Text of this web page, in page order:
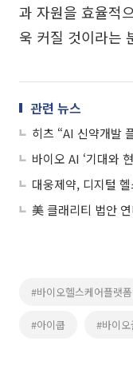
과 자원을 효율적
욱 커질 것이라는
관련 뉴스
대웅제약, 디지털
#바이오헬스케어플랫폼
#아이쿱 #바이오